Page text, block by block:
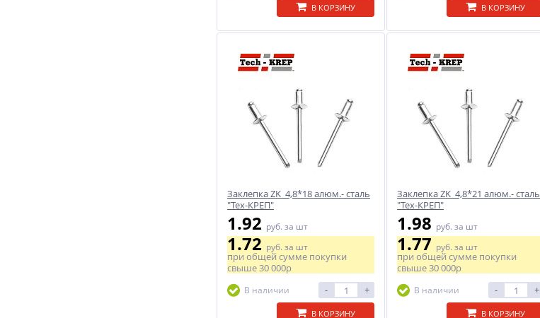
В КОРЗИНУ В КОРЗИНУ
Заклепка ZK 4,8*18 алюм.- сталь
"Тех-КРЕП"
1.92 руб. за шт
1.72руб. за шт
при общей сумме покупки
свыше30 000р
В наличии - +
В КОРЗИНУ
Заклепка ZK 4,8*21 алюм.- сталь
"Тех-КРЕП"
1.98 руб. за шт
1.77руб. за шт
при общей сумме покупки
свыше30 000р
В наличии - +
В КОРЗИНУ